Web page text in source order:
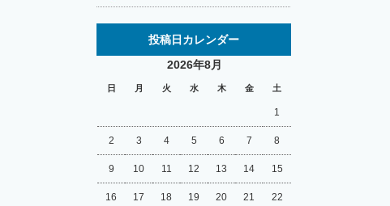
投稿日カレンダー
2026年8月
日 月 火 水 木 金 土
1
2 3 4 5 6 7 8
9 10 11 12 13 14 15
16 17 18 19 20 21 22